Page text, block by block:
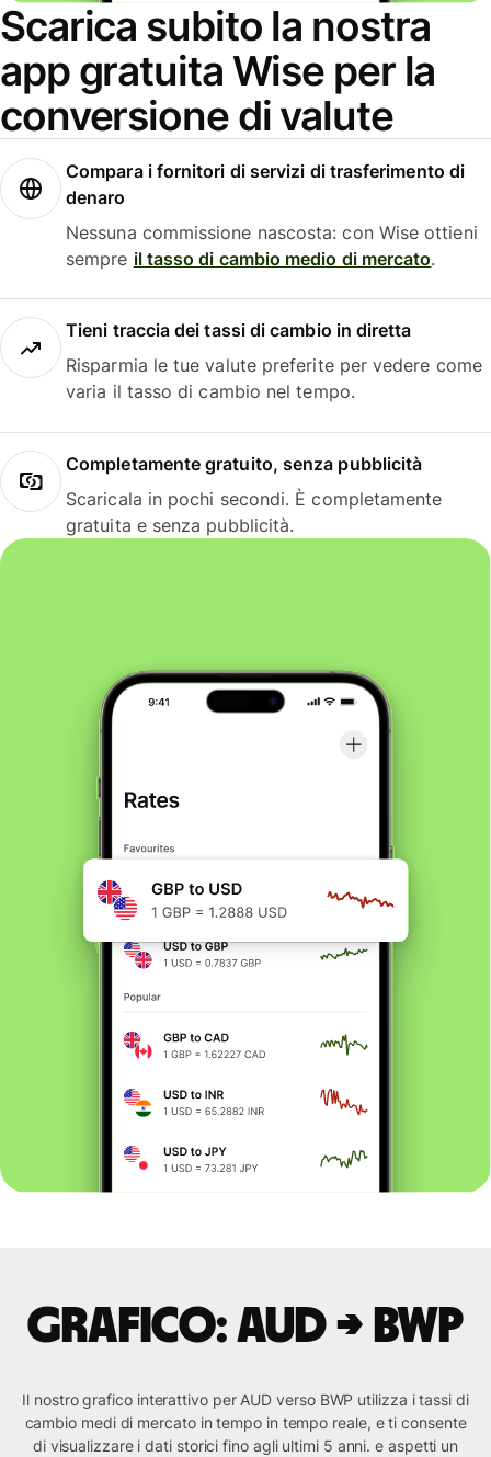
Scarica subito la nostra
app gratuita Wise per la
conversione di valute
Compara i fornitori di servizi di trasferimento di
denaro
Nessuna commissione nascosta: con Wise ottieni
sempre il tasso di cambio medio di mercato.
Tieni traccia dei tassi di cambio in diretta
Risparmia le tue valute preferite per vedere come
varia il tasso di cambio nel tempo.
Completamente gratuito, senza pubblicità
Scaricala in pochi secondi. È completamente
gratuita e senza pubblicità.
Grafico: AUD → BWP
Il nostro grafico interattivo per AUD verso BWP utilizza i tassi di
cambio medi di mercato in tempo in tempo reale, e ti consente
di visualizzare i dati storici fino agli ultimi 5 anni. e aspetti un